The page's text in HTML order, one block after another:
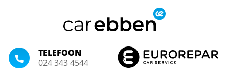
TELEFOON
024 343 4544